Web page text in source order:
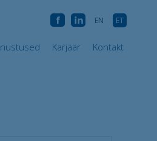
Karjäär Kontakt
ET
EN
AB
AB
Karjäär Kontakt